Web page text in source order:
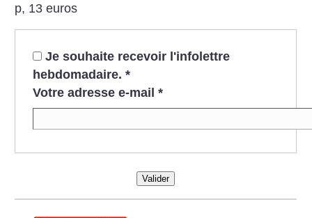
p, 13 euros
Je souhaite recevoir l'infolettre
hebdomadaire. *
Votre adresse e-mail *
Valider